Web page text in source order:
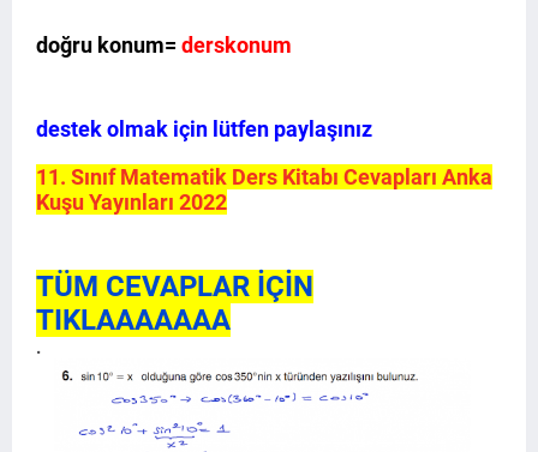
doğru konum= derskonum
destek olmak için lütfen paylaşınız
11. Sınıf Matematik Ders Kitabı Cevapları Anka
Kuşu Yayınları 2022
TÜM CEVAPLAR İÇİN
TIKLAAAAAAA
.